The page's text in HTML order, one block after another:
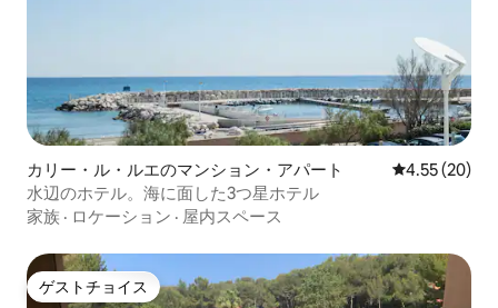
カリー・ル・ルエのマンション・アパート レビュー20
4.55 (20)
水辺のホテル。海に面した3つ星ホテル
家族 · ロケーション · 屋内スペース
ゲストチョイス
ゲストチョイス